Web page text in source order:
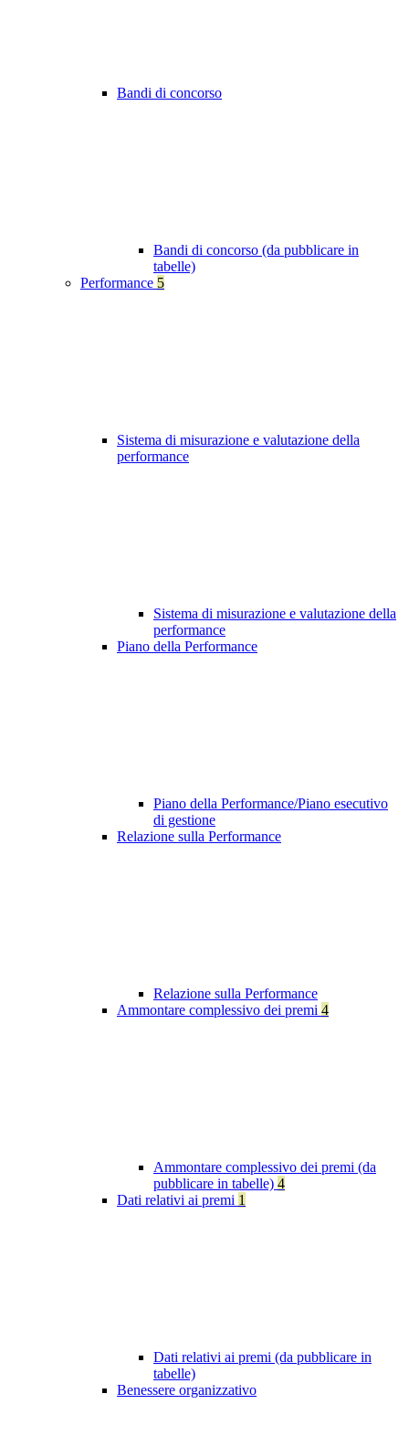
Bandi di concorso
Bandi di concorso (da pubblicare in
tabelle)
Performance 5
Sistema di misurazione e valutazione della
performance
Sistema di misurazione e valutazione della
performance
Piano della Performance
Piano della Performance/Piano esecutivo
di gestione
Relazione sulla Performance
Relazione sulla Performance
Ammontare complessivo dei premi 4
Ammontare complessivo dei premi (da
pubblicare in tabelle) 4
Dati relativi ai premi 1
Dati relativi ai premi (da pubblicare in
tabelle)
Benessere organizzativo